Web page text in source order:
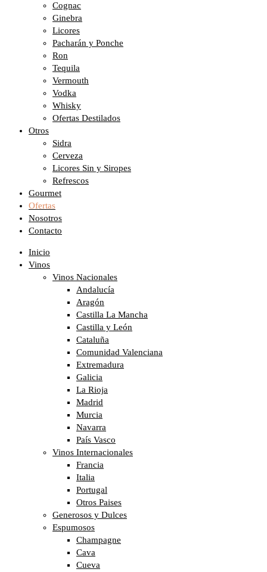
Cognac
Ginebra
Licores
Pacharán y Ponche
Ron
Tequila
Vermouth
Vodka
Whisky
Ofertas Destilados
Otros
Sidra
Cerveza
Licores Sin y Siropes
Refrescos
Gourmet
Ofertas
Nosotros
Contacto
Inicio
Vinos
Vinos Nacionales
Andalucía
Aragón
Castilla La Mancha
Castilla y León
Cataluña
Comunidad Valenciana
Extremadura
Galicia
La Rioja
Madrid
Murcia
Navarra
País Vasco
Vinos Internacionales
Francia
Italia
Portugal
Otros Paises
Generosos y Dulces
Espumosos
Champagne
Cava
Cueva